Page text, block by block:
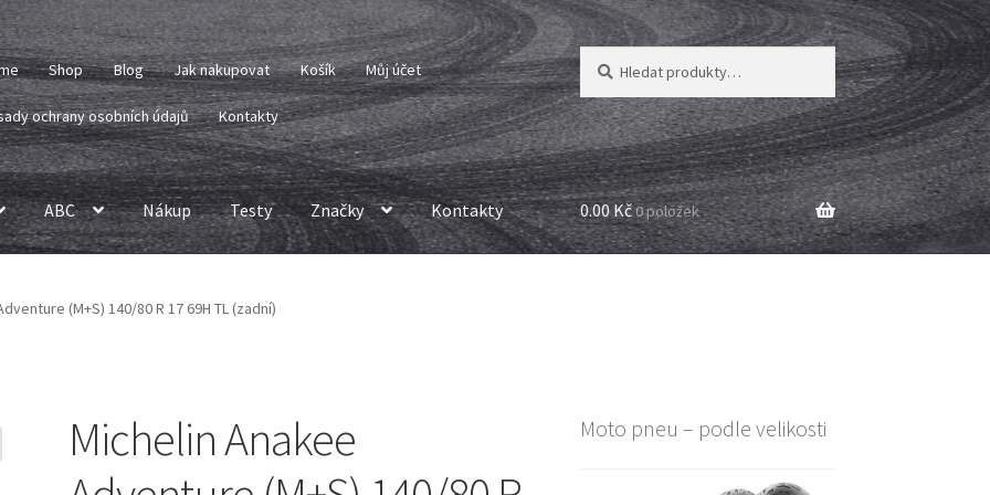
Shop Blog Jak nakupovat Košík Můj účet
ochrany osobních údajů Kontakty
Hledat:
Hledat
ABC Nákup Testy Značky Kontakty 0.00 Kč0 položek
(M+S) 140/80 R 17 69H TL (zadní)
Michelin Anakee
Moto pneu – podle velikosti